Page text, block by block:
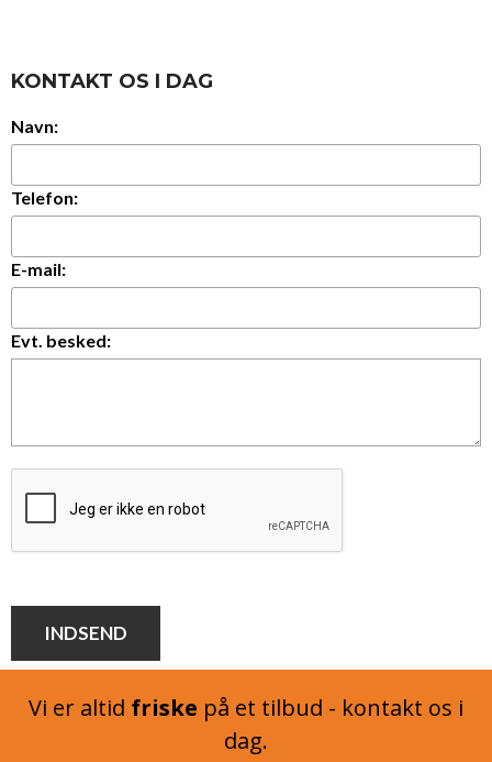
KONTAKT OS I DAG
Navn:
Telefon:
E-mail:
Evt. besked:
Vi er altid friske på et tilbud - kontakt os i
dag.